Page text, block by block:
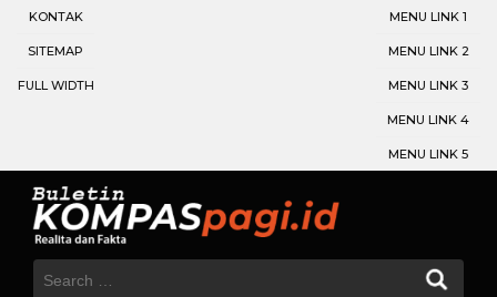
KONTAK
SITEMAP
FULL WIDTH
MENU LINK 1
MENU LINK 2
MENU LINK 3
MENU LINK 4
MENU LINK 5
Search